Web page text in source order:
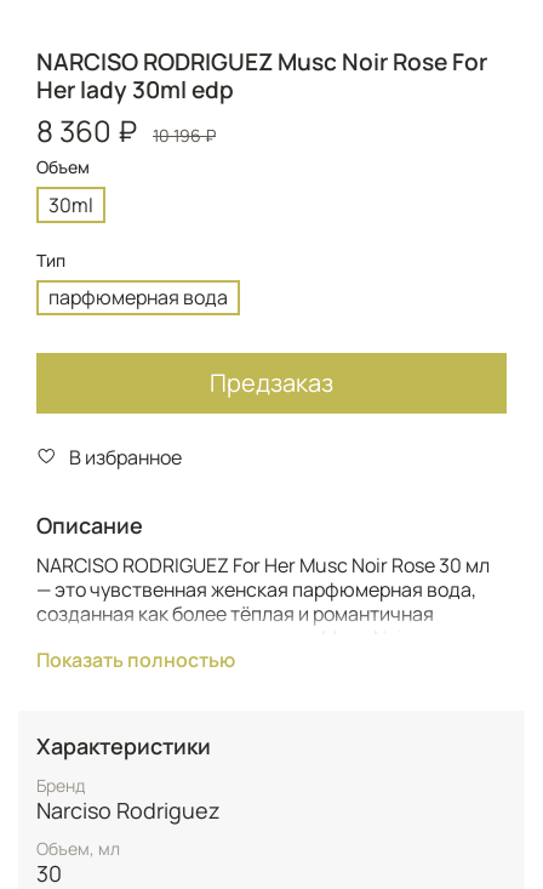
NARCISO RODRIGUEZ Musc Noir Rose For
Her lady 30ml edp
8 360 ₽
10 196 ₽
Объем
30ml
Тип
парфюмерная вода
Предзаказ
В избранное
Описание
NARCISO RODRIGUEZ For Her Musc Noir Rose 30 мл
— это чувственная женская парфюмерная вода,
созданная как более тёплая и романтичная
For Her. Аромат относится к
интимные, «под кожу» композиции с акцентом на
розу и мускус.​
Верхние ноты открываются свежим бергамотом и
сочными фруктовыми акцентами, которые плавно
переходят в сердце из дамасской розы, туберозы и
фирменного мускуса Narciso Rodriguez, создавая
Показать полностью
Характеристики
Бренд
Narciso Rodriguez
Объем, мл
30